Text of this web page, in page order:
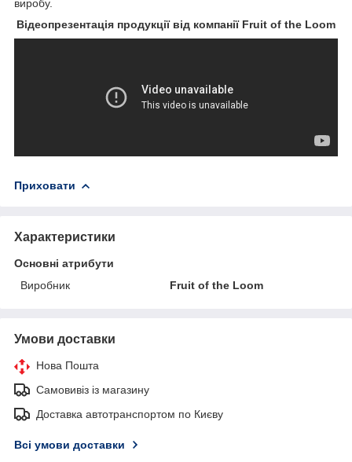
виробу.
Відеопрезентація продукції від компанії Fruit of the Loom
Приховати
Характеристики
Основні атрибути
Виробник
Fruit of the Loom
Умови доставки
Нова Пошта
Самовивіз із магазину
Доставка автотранспортом по Києву
Всі умови доставки